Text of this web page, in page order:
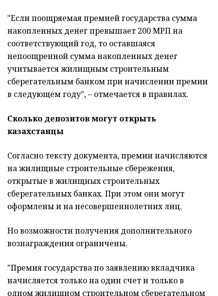
"Если поощряемая премией государства сумма
накопленных денег превышает 200 МРП на
соответствующий год, то оставшаяся
непоощренной сумма накопленных денег
учитывается жилищным строительным
сберегательным банком при начислении премии
в следующем году", – отмечается в правилах.
Сколько депозитов могут открыть
казахстанцы
Согласно тексту документа, премии начисляются
на жилищные строительные сбережения,
открытые в жилищных строительных
сберегательных банках. При этом они могут
оформлены и на несовершеннолетних лиц.
Но возможности получения дополнительного
вознаграждения ограничены.
"Премия государства по заявлению вкладчика
начисляется только на один счет и только в
одном жилищном строительном сберегательном